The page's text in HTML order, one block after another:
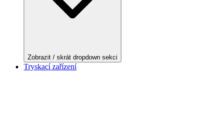
Zobrazit / skrát dropdown sekci
Tryskací zařízení